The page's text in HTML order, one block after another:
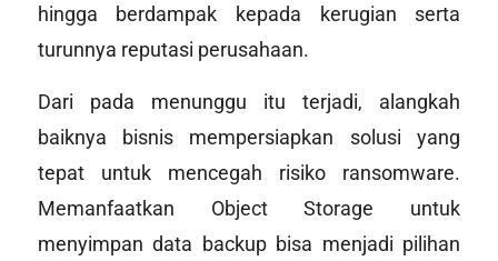
hingga berdampak kepada kerugian serta
turunnya reputasi perusahaan.
Dari pada menunggu itu terjadi, alangkah
baiknya bisnis mempersiapkan solusi yang
tepat untuk mencegah risiko ransomware.
Memanfaatkan Object Storage untuk
menyimpan data backup bisa menjadi pilihan